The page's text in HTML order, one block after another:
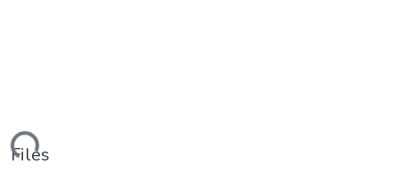
Files